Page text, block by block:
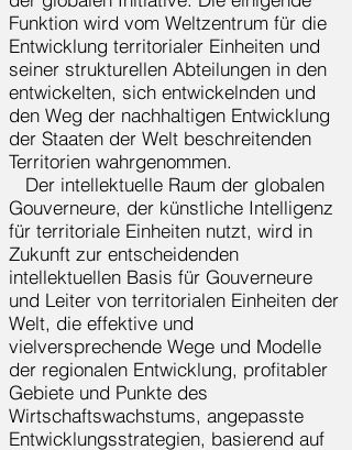
Funktion wird vom Weltzentrum für die
Entwicklung territorialer Einheiten und
seiner strukturellen Abteilungen in den
entwickelten, sich entwickelnden und
den Weg der nachhaltigen Entwicklung
der Staaten der Welt beschreitenden
Territorien wahrgenommen.
Der intellektuelle Raum der globalen
Gouverneure, der künstliche Intelligenz
für territoriale Einheiten nutzt, wird in
Zukunft zur entscheidenden
intellektuellen Basis für Gouverneure
und Leiter von territorialen Einheiten der
Welt, die effektive und
vielversprechende Wege und Modelle
der regionalen Entwicklung, profitabler
Gebiete und Punkte des
Wirtschaftswachstums, angepasste
Entwicklungsstrategien, basierend auf